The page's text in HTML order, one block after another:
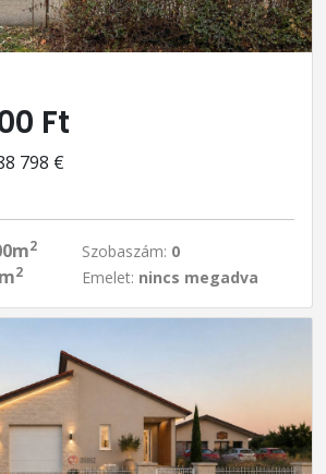
Ft
798 €
2
2
Szobaszám: 0
Emelet: nincs megadva